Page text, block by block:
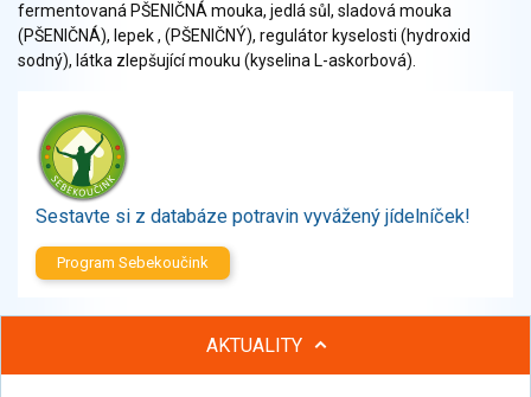
Ořechy, semena
Zelenina
Brambory, luštěniny, houby
Zmrzliny
Ochucovadla, přísady, sladidla
Sušené směsi
Polotovary, hotové pokrmy
Proteinové výrobky, doplňky stravy
Nápoje alkoholické
Restaurace, jídelny, hotová jídla
fermentovaná PŠENIČNÁ mouka, jedlá sůl, sladová mouka
(PŠENIČNÁ), lepek , (PŠENIČNÝ), regulátor kyselosti (hydroxid
sodný), látka zlepšující mouku (kyselina L-askorbová).
Sestavte si z databáze potravin vyvážený jídelníček!
Program Sebekoučink
AKTUALITY